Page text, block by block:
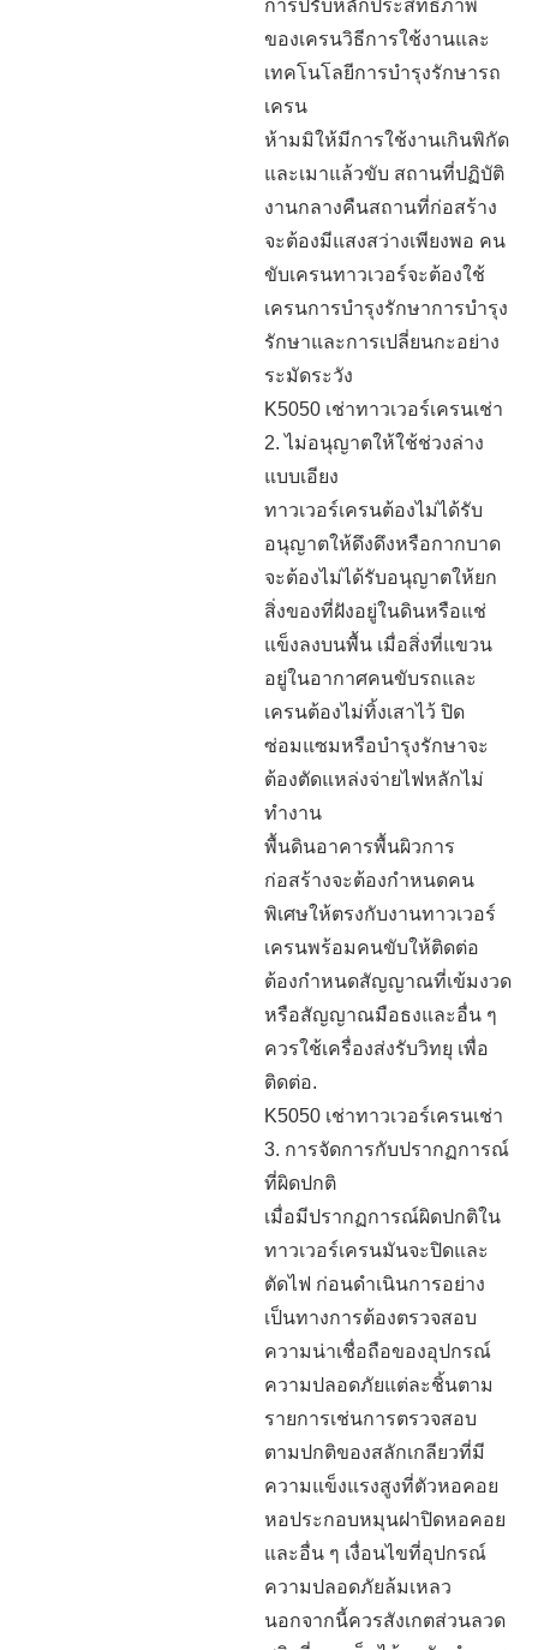
การปรับหลักประสิทธิภาพ
ของเครนวิธีการใช้งานและ
เทคโนโลยีการบำรุงรักษารถ
เครน
ห้ามมิให้มีการใช้งานเกินพิกัด
และเมาแล้วขับ สถานที่ปฏิบัติ
งานกลางคืนสถานที่ก่อสร้าง
จะต้องมีแสงสว่างเพียงพอ คน
ขับเครนทาวเวอร์จะต้องใช้
เครนการบำรุงรักษาการบำรุง
รักษาและการเปลี่ยนกะอย่าง
ระมัดระวัง
K5050 เช่าทาวเวอร์เครนเช่า
2. ไม่อนุญาตให้ใช้ช่วงล่าง
แบบเอียง
ทาวเวอร์เครนต้องไม่ได้รับ
อนุญาตให้ดึงดึงหรือกากบาด
จะต้องไม่ได้รับอนุญาตให้ยก
สิ่งของที่ฝังอยู่ในดินหรือแช่
แข็งลงบนพื้น เมื่อสิ่งที่แขวน
อยู่ในอากาศคนขับรถและ
เครนต้องไม่ทิ้งเสาไว้ ปิด
ซ่อมแซมหรือบำรุงรักษาจะ
ต้องตัดแหล่งจ่ายไฟหลักไม่
ทำงาน
พื้นดินอาคารพื้นผิวการ
ก่อสร้างจะต้องกำหนดคน
พิเศษให้ตรงกับงานทาวเวอร์
เครนพร้อมคนขับให้ติดต่อ
ต้องกำหนดสัญญาณที่เข้มงวด
หรือสัญญาณมือธงและอื่น ๆ
ควรใช้เครื่องส่งรับวิทยุ เพื่อ
ติดต่อ.
K5050 เช่าทาวเวอร์เครนเช่า
3. การจัดการกับปรากฏการณ์
ที่ผิดปกติ
เมื่อมีปรากฏการณ์ผิดปกติใน
ทาวเวอร์เครนมันจะปิดและ
ตัดไฟ ก่อนดำเนินการอย่าง
เป็นทางการต้องตรวจสอบ
ความน่าเชื่อถือของอุปกรณ์
ความปลอดภัยแต่ละชิ้นตาม
รายการเช่นการตรวจสอบ
ตามปกติของสลักเกลียวที่มี
ความแข็งแรงสูงที่ตัวหอคอย
หอประกอบหมุนฝาปิดหอคอย
และอื่น ๆ เงื่อนไขที่อุปกรณ์
ความปลอดภัยล้มเหลว
นอกจากนี้ควรสังเกตส่วนลวด